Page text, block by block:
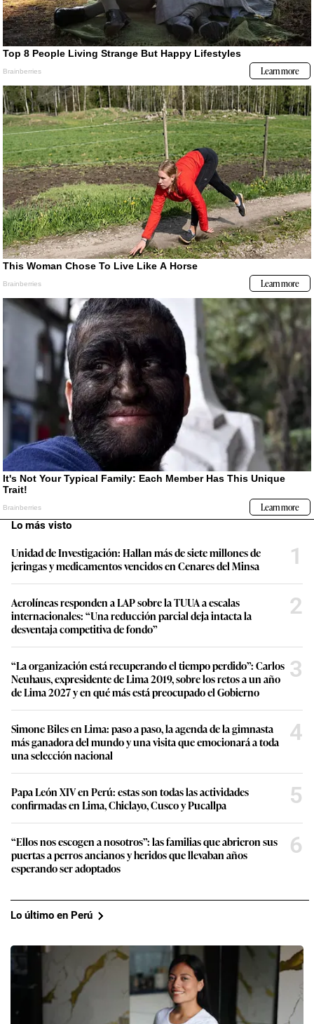
Lo más visto
Unidad de Investigación: Hallan más de siete millones de
jeringas y medicamentos vencidos en Cenares del Minsa
1
Aerolíneas responden a LAP sobre la TUUA a escalas
internacionales: “Una reducción parcial deja intacta la
desventaja competitiva de fondo”
2
“La organización está recuperando el tiempo perdido”: Carlos
Neuhaus, expresidente de Lima 2019, sobre los retos a un año
de Lima 2027 y en qué más está preocupado el Gobierno
3
Simone Biles en Lima: paso a paso, la agenda de la gimnasta
más ganadora del mundo y una visita que emocionará a toda
una selección nacional
4
Papa León XIV en Perú: estas son todas las actividades
confirmadas en Lima, Chiclayo, Cusco y Pucallpa
5
“Ellos nos escogen a nosotros”: las familias que abrieron sus
puertas a perros ancianos y heridos que llevaban años
esperando ser adoptados
6
Lo último en Perú